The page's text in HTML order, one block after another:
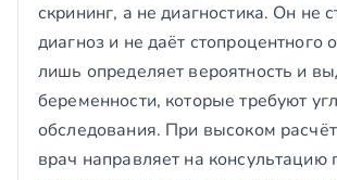
скрининг, а не диагностика. Он не
диагноз и не даёт стопроцентного
лишь определяет вероятность и
беременности, которые требуют
обследования. При высоком
врач направляет на консультацию